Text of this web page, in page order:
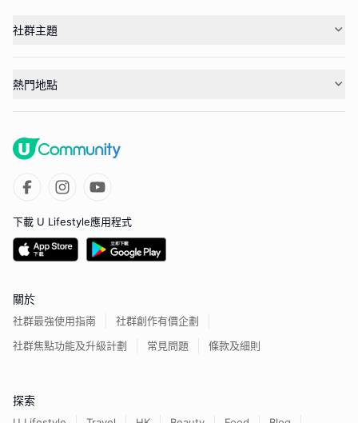
社群主題
熱門地點
下載 U Lifestyle應用程式
關於
社群最強使用指南
社群創作有價企劃
社群焦點功能及升級計劃
常見問題 條款及細則
探索